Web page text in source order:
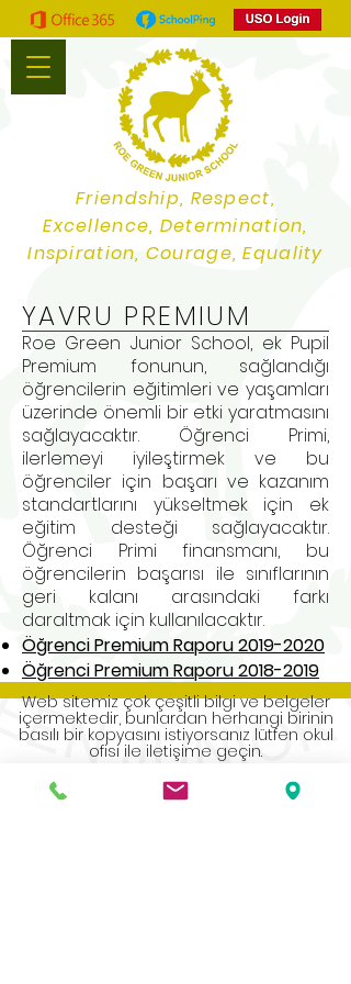
Friendship, Respect,
Excellence, Determination,
Inspiration, Courage, Equality
YAVRU PREMIUM
Roe Green Junior School, ek Pupil
Premium fonunun, sağlandığı
öğrencilerin eğitimleri ve yaşamları
üzerinde önemli bir etki yaratmasını
sağlayacaktır. Öğrenci Primi,
ilerlemeyi iyileştirmek ve bu
öğrenciler için başarı ve kazanım
standartlarını yükseltmek için ek
eğitim desteği sağlayacaktır.
Öğrenci Primi finansmanı, bu
öğrencilerin başarısı ile sınıflarının
geri kalanı arasındaki farkı
daraltmak için kullanılacaktır.
Öğrenci Premium Raporu 2019-2020
Öğrenci Premium Raporu 2018-2019
Web sitemiz çok çeşitli bilgi ve belgeler
içermektedir, bunlardan herhangi birinin
basılı bir kopyasını istiyorsanız lütfen okul
ofisi ile iletişime geçin.
Address